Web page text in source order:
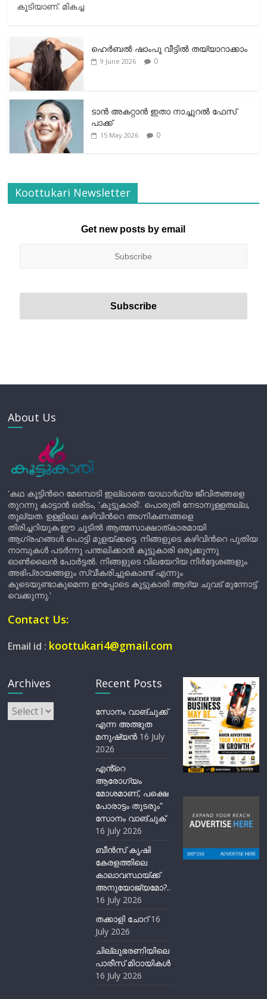
കൂടിയാണ്. മികച്ച
ഹെര്‍ബല്‍ ഷാംപൂ വീട്ടില്‍ തയ്യാറാക്കാം
9 June 2026 0
ടാന്‍ അകറ്റാന്‍ ഇതാ നാച്ചുറല്‍ ഫേസ്
പാക്ക്
15 May 2026 0
Koottukari Newsletter
Get new posts by email
About Us
'കഥ കൂട്ടിന്‍റെ മേമ്പൊടി ഇല്ലാതെ യാഥാർഥ്യ ജീവിതങ്ങളെ
തുറന്നു കാട്ടാൻ ഒരിടം, 'കൂട്ടുകാരി'. പൊരുതി നേടാനുള്ളതല്ല,
തുല്യത. ഉള്ളിലെ കഴിവിന്‍റെ അഗ്നികണങ്ങളെ
തിരിച്ചറിയുക.ഈ ചൂടിൽ ആത്മസാക്ഷാത്കാരമായി
ആഗ്രഹങ്ങൾ പൊട്ടി മുളയ്ക്കട്ടെ. നിങ്ങളുടെ കഴിവിന്‍റെ പുതിയ
നാമ്പുകൾ പടർന്നു പന്തലിക്കാൻ കൂട്ടുകാരി ഒരുക്കുന്നു
ഓൺലൈൻ പോർട്ടൽ. നിങ്ങളുടെ വിലയേറിയ നിർദ്ദേശങ്ങളും
അഭിപ്രായങ്ങളും സ്വീകരിച്ചുകൊണ്ട് എന്നും
കൂടെയുണ്ടാകുമെന്ന ഉറപ്പോടെ കൂട്ടുകാരി ആദ്യ ചുവട് മുന്നോട്ട്
വെക്കുന്നു.'
Contact Us:
Email id : koottukari4@gmail.com
Archives
Archives
Recent Posts
സോനം വാങ്ചുക്ക്
എന്ന അത്ഭുത
മനുഷ്യന്‍ 16 July
2026
എൻ്റെ
ആരോഗ്യം
മോശമാണ്, പക്ഷെ
പോരാട്ടം തുടരും”
സോനം വാങ്ചുക്
16 July 2026
ബീന്‍സ് കൃഷി
കേരളത്തിലെ
കാലാവസ്ഥയ്ക്ക്
അനുയോജ്യമോ?..
16 July 2026
തക്കാളി ചോറ് 16
July 2026
ചില്ലുഭരണിയിലെ
പാരീസ് മിഠായികള്‍
16 July 2026